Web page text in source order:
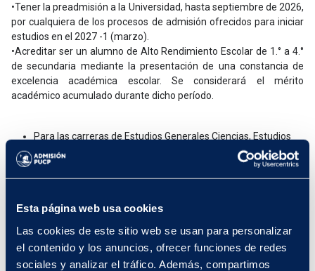
Esta página web usa cookies
Las cookies de este sitio web se usan para personalizar
el contenido y los anuncios, ofrecer funciones de redes
sociales y analizar el tráfico. Además, compartimos
•Tener la preadmisión a la Universidad, hasta septiembre de 2026,
por cualquiera de los procesos de admisión ofrecidos para iniciar
estudios en el 2027 -1 (marzo).
•Acreditar ser un alumno de Alto Rendimiento Escolar de 1.° a 4.°
de secundaria mediante la presentación de una constancia de
excelencia académica escolar. Se considerará el mérito
académico acumulado durante dicho período.
Para las carreras de Estudios Generales Ciencias, Estudios
Generales Letras y Arquitectura, presentar constancia de
excelencia académica:
Educación y Gastronomía, Hotelería y Turismo, presentar
•Los alumnos de los COAR no necesitan presentar una constancia
de alto rendimiento escolar.